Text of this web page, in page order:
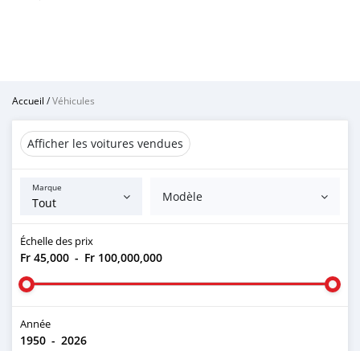
Accueil /Véhicules
Afficher les voitures vendues
Marque
Modèle
Échelle des prix
Fr 45,000 - Fr 100,000,000
Année
1950 - 2026